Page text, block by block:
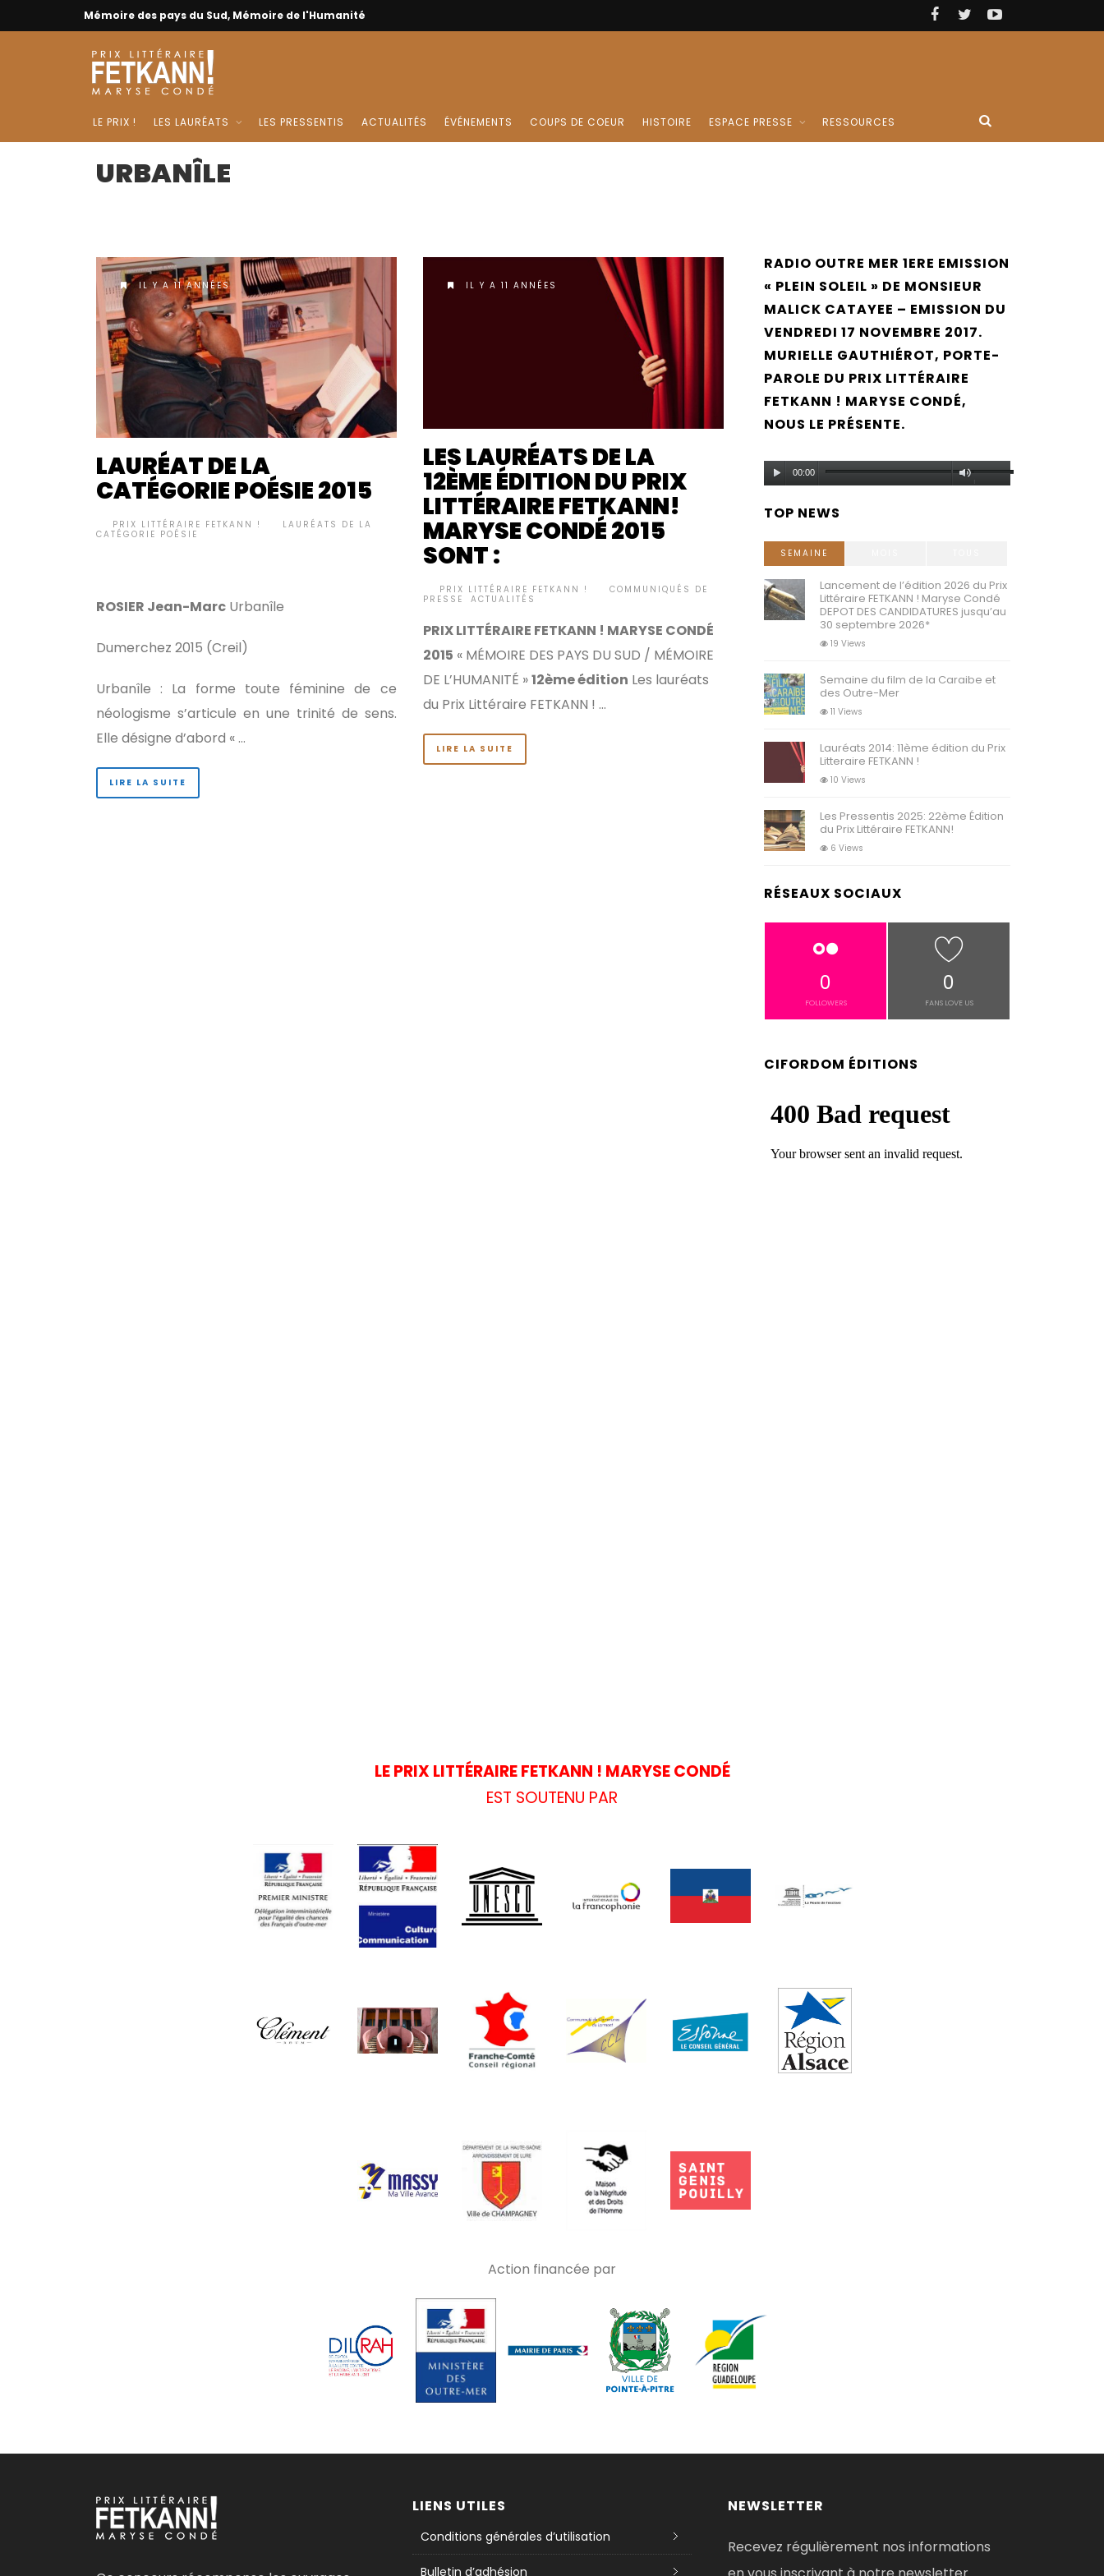
Mémoire des pays du Sud, Mémoire de l'Humanité
LE PRIX ! LES LAURÉATS LES PRESSENTIS ACTUALITÉS ÉVÉNEMENTS COUPS DE COEUR HISTOIRE ESPACE PRESSE RESSOURCES
URBANÎLE
IL Y A 11 ANNÉES
LAURÉAT DE LA
CATÉGORIE POÉSIE 2015
PRIX LITTÉRAIRE FETKANN !
LAURÉATS DE LA
CATÉGORIE POÉSIE
ROSIER Jean-Marc Urbanîle
Dumerchez 2015 (Creil)
Urbanîle : La forme toute féminine de ce
néologisme s’articule en une trinité de sens.
Elle désigne d’abord « …
LIRE LA SUITE
IL Y A 11 ANNÉES
LES LAURÉATS DE LA
12ÈME ÉDITION DU PRIX
LITTÉRAIRE FETKANN!
MARYSE CONDÉ 2015
SONT :
PRIX LITTÉRAIRE FETKANN !
COMMUNIQUÉS DE
PRESSE
ACTUALITÉS
PRIX LITTÉRAIRE FETKANN ! MARYSE CONDÉ
2015 « MÉMOIRE DES PAYS DU SUD / MÉMOIRE
DE L’HUMANITÉ »12ème édition Les lauréats
du Prix Littéraire FETKANN ! …
LIRE LA SUITE
RADIO OUTRE MER 1ERE EMISSION
« PLEIN SOLEIL » DE MONSIEUR
MALICK CATAYEE – EMISSION DU
VENDREDI 17 NOVEMBRE 2017.
MURIELLE GAUTHIÉROT, PORTE-
PAROLE DU PRIX LITTÉRAIRE
FETKANN ! MARYSE CONDÉ,
NOUS LE PRÉSENTE.
Lecteur
00:00
Utilisez
augmenter
le
TOP NEWS
SEMAINE
Lancement de l’édition 2026 du Prix
Littéraire FETKANN ! Maryse Condé
DEPOT DES CANDIDATURES jusqu’au
30 septembre 2026*
19 Views
Semaine du film de la Caraibe et
des Outre-Mer
11 Views
Lauréats 2014: 11ème édition du Prix
Litteraire FETKANN !
10 Views
Les Pressentis 2025: 22ème Édition
du Prix Littéraire FETKANN!
6 Views
RÉSEAUX SOCIAUX
0
FOLLOWERS
0
FANS LOVE US
CIFORDOM ÉDITIONS
LE PRIX LITTÉRAIRE FETKANN ! MARYSE CONDÉ
EST SOUTENU PAR
Action financée par
LIENS UTILES
Conditions générales d’utilisation
Bulletin d’adhésion
NEWSLETTER
Recevez régulièrement nos informations